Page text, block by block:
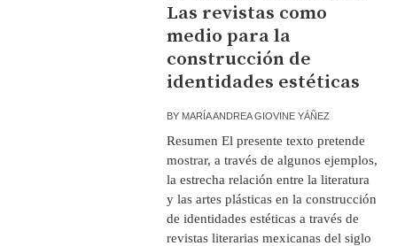
Las revistas como
medio para la
construcción de
identidades estéticas
BY MARÍA ANDREA GIOVINE YÁÑEZ
Resumen El presente texto pretende
mostrar, a través de algunos ejemplos,
la estrecha relación entre la literatura
y las artes plásticas en la construcción
de identidades estéticas a través de
revistas literarias mexicanas del siglo